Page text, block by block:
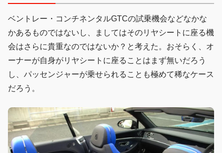
ベントレー・コンチネンタルGTCの試乗機会などなかな
かあるものではないし、ましてはそのリヤシートに座る機
会はさらに貴重なのではないか？と考えた。おそらく、オ
ーナーが自身がリヤシートに座ることはまず無いだろう
し、パッセンジャーが乗せられることも極めて稀なケース
だろう。